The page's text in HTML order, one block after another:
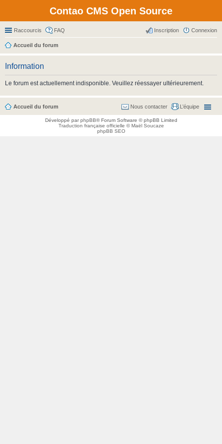
Contao CMS Open Source
Raccourcis FAQ Connexion
Inscription
Accueil du forum
Information
Le forum est actuellement indisponible. Veuillez réessayer ultérieurement.
Accueil du forum L’équipe
Nous contacter
Développé parphpBB® Forum Software © phpBB Limited
Traduction française officielle ©Maël Soucaze
phpBB SEO